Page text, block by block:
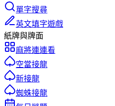
單字搜尋
英文填字遊戲
紙牌與牌面
麻將連連看
空當接龍
新接龍
蜘蛛接龍